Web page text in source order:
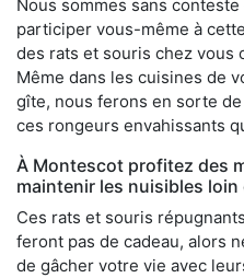
Nous sommes sans
participer vous-même à
des rats et souris chez vous
Même dans les cuisines de
gîte, nous ferons en sorte
ces rongeurs envahissants
À Montescot profitez des
maintenir les nuisibles loin
Ces rats et souris
feront pas de cadeau, alors
de gâcher votre vie avec